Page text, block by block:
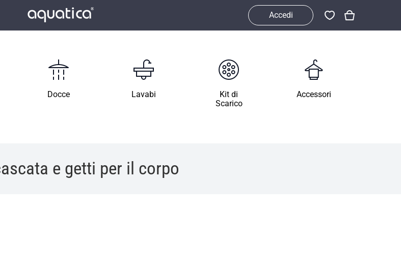
Accedi
Docce Lavabi
Kit di
Scarico
Accessori
e getti per il corpo